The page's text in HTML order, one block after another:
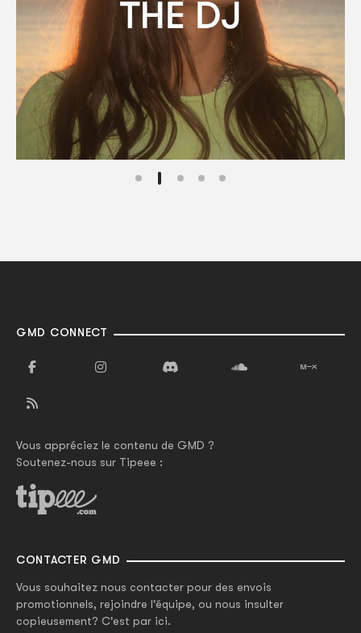
GMD CONNECT
Vous appréciez le contenu de GMD ?
Soutenez-nous sur Tipeee :
CONTACTER GMD
Vous souhaitez nous contacter pour des envois
promotionnels, rejoindre l'équipe, ou nous insulter
copieusement? C'est par ici.